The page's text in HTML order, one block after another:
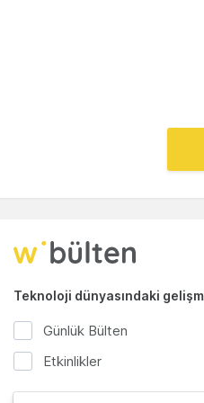
Teknoloji dünyasındaki
Günlük Bülten
Etkinlikler